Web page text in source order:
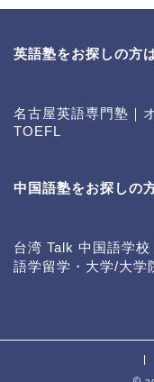
英語塾をお探しの方
名古屋英語専門塾｜
TOEFL
中国語塾をお探しの
台湾 Talk 中国語学
語学留学・大学/大学